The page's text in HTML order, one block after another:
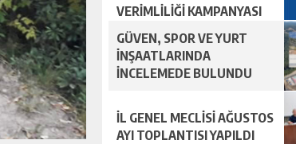
VERİMLİLİĞİ KAMPANYASI
BAŞLATTI.
GÜVEN, SPOR VE YURT
İNŞAATLARINDA
İNCELEMEDE BULUNDU
İL GENEL MECLİSİ AĞUSTOS
AYI TOPLANTISI YAPILDI